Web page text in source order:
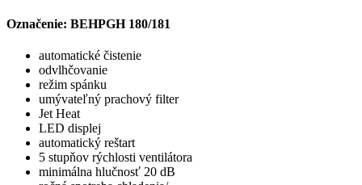
Označenie: BEHPGH 180/181
automatické čistenie
odvlhčovanie
režim spánku
umývateľný prachový filter
Jet Heat
LED displej
automatický reštart
5 stupňov rýchlosti ventilátora
minimálna hlučnosť 20 dB